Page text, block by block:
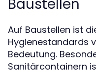
Baustellen
Auf Baustellen ist
Hygienestandards
Bedeutung.
Sanitärcontainern